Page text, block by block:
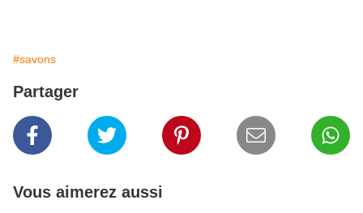
#savons
Partager
Vous aimerez aussi